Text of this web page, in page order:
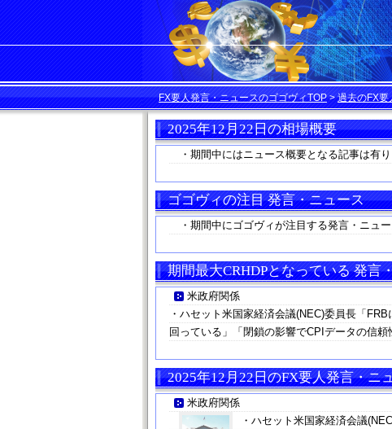
FX要人発言・ニュースのゴゴヴィTOP>過去のFX要
2025年12月22日の相場概要
・期間中にはニュース概要となる記事は有り
ゴゴヴィの注目 発言・ニュース
・期間中にゴゴヴィが注目する発言・ニュー
期間最大CRHDPとなっている 発言
米政府関係
・ハセット米国家経済会議(NEC)委員長「
回っている」「閉鎖の影響でCPIデータの信頼
2025年12月22日のFX要人発言・ニ
米政府関係
・ハセット米国家経済会議